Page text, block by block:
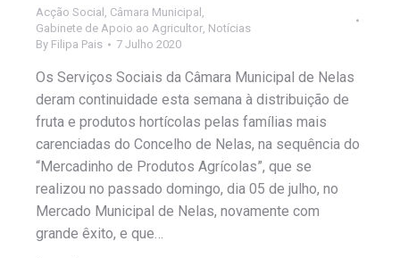
Acção Social Câmara Municipal
Gabinete de Apoio ao Agricultor Notícias
By Filipa Pais 7 Julho 2020
Os Serviços Sociais da Câmara Municipal de Nelas
deram continuidade esta semana à distribuição de
fruta e produtos hortícolas pelas famílias mais
carenciadas do Concelho de Nelas, na sequência do
“Mercadinho de Produtos Agrícolas”, que se
realizou no passado domingo, dia 05 de julho, no
Mercado Municipal de Nelas, novamente com
grande êxito, e que…